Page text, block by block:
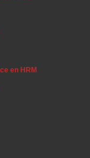
en HRM